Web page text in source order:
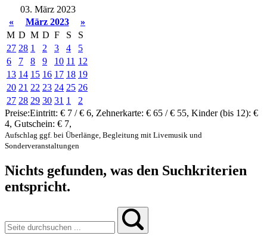
03. März 2023
«
März 2023
»
M D M D F S
S
27 28 1 2 3 4
5
6
7 8 9 10 11 12
13 14 15 16 17 18 19
20 21 22 23 24 25 26
27 28 29 30 31 1
2
Preise:Eintritt: € 7 / € 6, Zehnerkarte: € 65 / € 55, Kinder (bis 12): €
4, Gutschein: € 7,
Aufschlag ggf. bei Überlänge, Begleitung mit Livemusik und
Sonderveranstaltungen
Nichts gefunden, was den Suchkriterien
entspricht.